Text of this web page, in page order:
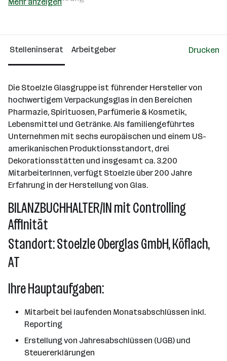
Köflach
Stelleninserat Arbeitgeber Drucken
Die Stoelzle Glasgruppe ist führender Hersteller von
hochwertigem Verpackungsglas in den Bereichen
Pharmazie, Spirituosen, Parfümerie & Kosmetik,
Lebensmittel und Getränke. Als familiengeführtes
Unternehmen mit sechs europäischen und einem US-
amerikanischen Produktionsstandort, drei
Dekorationsstätten und insgesamt ca. 3.200
MitarbeiterInnen, verfügt Stoelzle über 200 Jahre
Erfahrung in der Herstellung von Glas.
BILANZBUCHHALTER/IN mit Controlling
Affinität
Standort: Stoelzle Oberglas GmbH, Köflach,
AT
Ihre Hauptaufgaben:
Mitarbeit bei laufenden Monatsabschlüssen inkl.
Reporting
Erstellung von Jahresabschlüssen (UGB) und
Steuererklärungen